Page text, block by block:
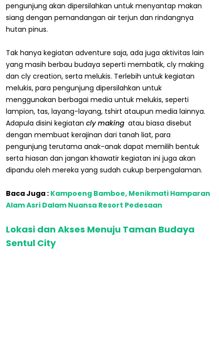
pengunjung akan dipersilahkan untuk menyantap makan
siang dengan pemandangan air terjun dan rindangnya
hutan pinus.
Tak hanya kegiatan adventure saja, ada juga aktivitas lain
yang masih berbau budaya seperti membatik, cly making
dan cly creation, serta melukis. Terlebih untuk kegiatan
melukis, para pengunjung dipersilahkan untuk
menggunakan berbagai media untuk melukis, seperti
lampion, tas, layang-layang, tshirt ataupun media lainnya.
Adapula disini kegiatan cly making atau biasa disebut
dengan membuat kerajinan dari tanah liat, para
pengunjung terutama anak-anak dapat memilih bentuk
serta hiasan dan jangan khawatir kegiatan ini juga akan
dipandu oleh mereka yang sudah cukup berpengalaman.
Baca Juga : Kampoeng Bamboe, Menikmati Hamparan
Alam Asri Dalam Nuansa Resort Pedesaan
Lokasi dan Akses Menuju Taman Budaya
Sentul City